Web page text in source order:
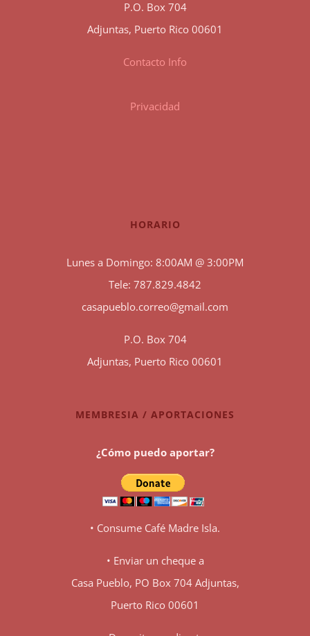
P.O. Box 704
Adjuntas, Puerto Rico 00601
Contacto Info
Privacidad
HORARIO
Lunes a Domingo: 8:00AM @ 3:00PM
Tele: 787.829.4842
casapueblo.correo@gmail.com
P.O. Box 704
Adjuntas, Puerto Rico 00601
MEMBRESIA / APORTACIONES
¿Cómo puedo aportar?
• Consume Café Madre Isla.
• Enviar un cheque a
Casa Pueblo, PO Box 704 Adjuntas,
Puerto Rico 00601